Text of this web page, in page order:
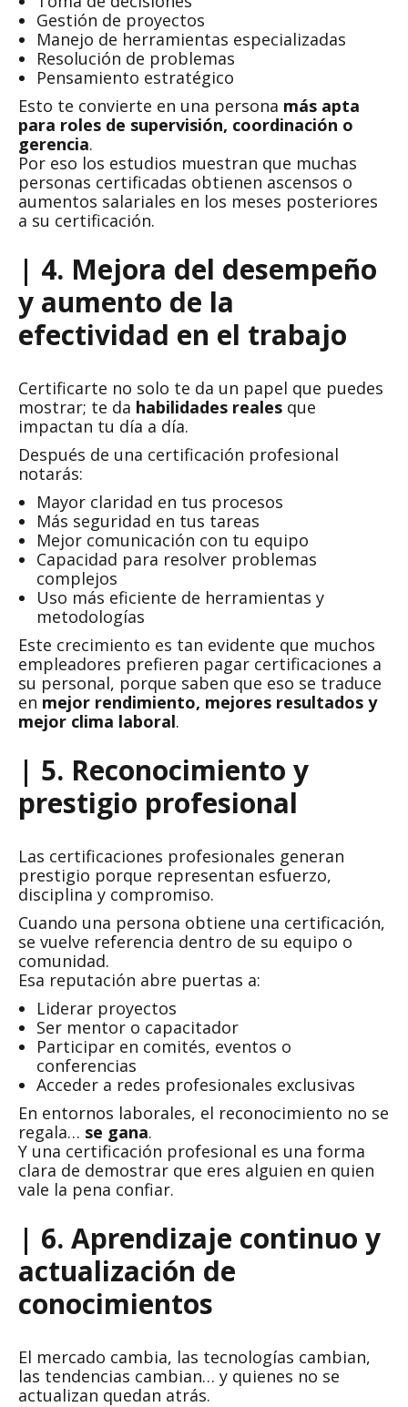
Gestión de proyectos
Manejo de herramientas especializadas
Resolución de problemas
Pensamiento estratégico
Esto te convierte en una persona más apta
para roles de supervisión, coordinación o
gerencia.
Por eso los estudios muestran que muchas
personas certificadas obtienen ascensos o
aumentos salariales en los meses posteriores
a su certificación.
| 4. Mejora del desempeño
y aumento de la
efectividad en el trabajo
Certificarte no solo te da un papel que puedes
mostrar; te da habilidades reales que
impactan tu día a día.
Después de una certificación profesional
notarás:
Mayor claridad en tus procesos
Más seguridad en tus tareas
Mejor comunicación con tu equipo
Capacidad para resolver problemas
complejos
Uso más eficiente de herramientas y
metodologías
Este crecimiento es tan evidente que muchos
empleadores prefieren pagar certificaciones a
su personal, porque saben que eso se traduce
en mejor rendimiento, mejores resultados y
mejor clima laboral.
| 5. Reconocimiento y
prestigio profesional
Las certificaciones profesionales generan
prestigio porque representan esfuerzo,
disciplina y compromiso.
Cuando una persona obtiene una certificación,
se vuelve referencia dentro de su equipo o
comunidad.
Esa reputación abre puertas a:
Liderar proyectos
Ser mentor o capacitador
Participar en comités, eventos o
conferencias
Acceder a redes profesionales exclusivas
En entornos laborales, el reconocimiento no se
regala… se gana.
Y una certificación profesional es una forma
clara de demostrar que eres alguien en quien
vale la pena confiar.
| 6. Aprendizaje continuo y
actualización de
conocimientos
El mercado cambia, las tecnologías cambian,
las tendencias cambian… y quienes no se
actualizan quedan atrás.